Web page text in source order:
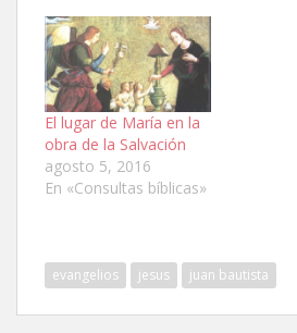
El lugar de María en la
obra de la Salvación
agosto 5, 2016
En «Consultas bíblicas»
evangelios jesus juan bautista